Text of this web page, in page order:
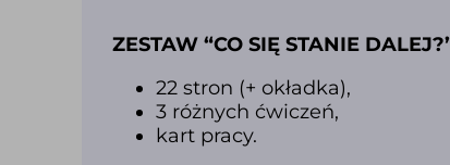
ZESTAW “CO SIĘ STANIE
22 stron (+ okładka),
3 różnych ćwiczeń,
kart pracy.